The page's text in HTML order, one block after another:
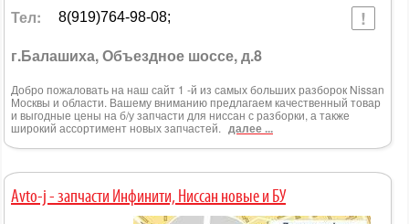
Тел: 8(919)764-98-08;
г.Балашиха, Объездное шоссе, д.8
Добро пожаловать на наш сайт 1 -й из самых больших разборок Nissan
Москвы и области. Вашему вниманию предлагаем качественный товар
и выгодные цены на б/у запчасти для ниссан с разборки, а также
широкий ассортимент новых запчастей. далее ...
Avto-j - запчасти Инфинити, Ниссан новые и БУ